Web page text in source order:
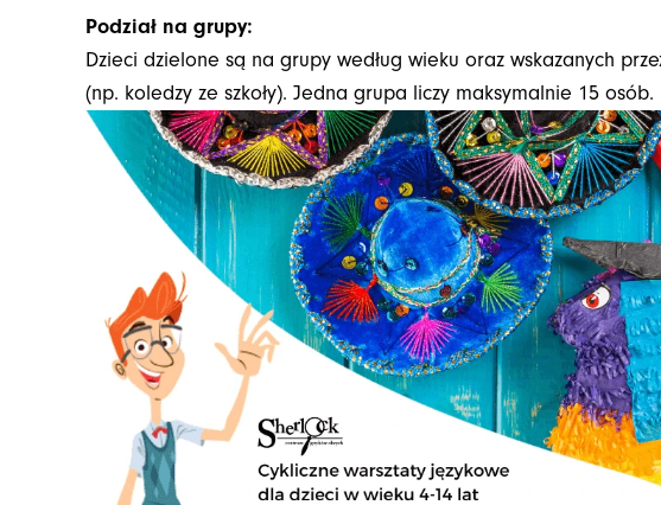
Podział na grupy:
Dzieci dzielone są na grupy według wieku oraz wskazanych
(np. koledzy ze szkoły). Jedna grupa liczy maksymalnie 15 osób.